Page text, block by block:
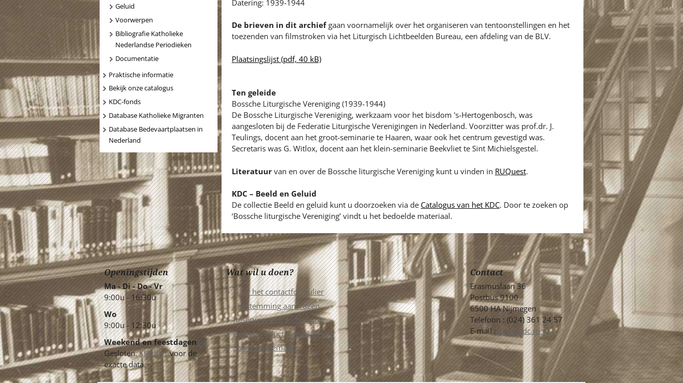
Datering: 1939-1944
De brieven in dit archiefgaan voornamelijk over het organiseren van tentoonstellingen en het
toezenden van filmstroken via het Liturgisch Lichtbeelden Bureau, een afdeling van de BLV.
Plaatsingslijst(pdf, 40 kB)
Ten geleide
Bossche Liturgische Vereniging (1939-1944)
De Bossche Liturgische Vereniging, werkzaam voor het bisdom 's-Hertogenbosch, was
aangesloten bij de Federatie Liturgische Verenigingen in Nederland. Voorzitter was prof.dr. J.
Teulings, docent aan het groot-seminarie te Haaren, waar ook het centrum gevestigd was.
Secretaris was G. Witlox, docent aan het klein-seminarie Beekvliet te Sint Michielsgestel.
Literatuurvan en over de Bossche liturgische Vereniging kunt u vinden in RUQuest.
KDC – Beeld en Geluid
De collectie Beeld en geluid kunt u doorzoeken via de Catalogus van het KDC. Door te zoeken op
‘Bossche liturgische Vereniging’ vindt u het bedoelde materiaal.
Geluid
Voorwerpen
Bibliografie Katholieke
Nederlandse Periodieken
Documentatie
Praktische informatie
Bekijk onze catalogus
KDC-fonds
Database Katholieke Migranten
Database Bedevaartplaatsen in
Nederland
Openingstijden
Ma - Di - Do - Vr
9:00u - 16:30u
Wo
9:00u - 12:30u
Weekend en feestdagen
Gesloten.Klik hiervoor de
exacte data.
Wat wil u doen?
Naar het contactformulier
Toestemming aanvragen
Reserveer een archiefstuk
Bestel product Beeld&Geluid
Scans on Demand
Contact
Erasmuslaan 36
Postbus 9100
6500 HA Nijmegen
Telefoon : (024) 361 24 57
E-mail :info@kdc.ru.nl